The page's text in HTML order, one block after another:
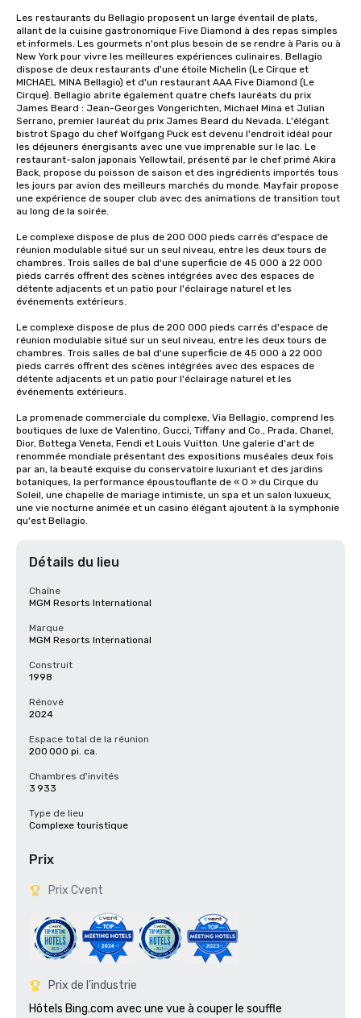
Les restaurants du Bellagio proposent un large éventail de plats,
allant de la cuisine gastronomique Five Diamond à des repas simples
et informels. Les gourmets n'ont plus besoin de se rendre à Paris ou à
New York pour vivre les meilleures expériences culinaires. Bellagio
dispose de deux restaurants d'une étoile Michelin (Le Cirque et
MICHAEL MINA Bellagio) et d'un restaurant AAA Five Diamond (Le
Cirque). Bellagio abrite également quatre chefs lauréats du prix
James Beard : Jean-Georges Vongerichten, Michael Mina et Julian
Serrano, premier lauréat du prix James Beard du Nevada. L'élégant
bistrot Spago du chef Wolfgang Puck est devenu l'endroit idéal pour
les déjeuners énergisants avec une vue imprenable sur le lac. Le
restaurant-salon japonais Yellowtail, présenté par le chef primé Akira
Back, propose du poisson de saison et des ingrédients importés tous
les jours par avion des meilleurs marchés du monde. Mayfair propose
une expérience de souper club avec des animations de transition tout
au long de la soirée.
Le complexe dispose de plus de 200 000 pieds carrés d'espace de
réunion modulable situé sur un seul niveau, entre les deux tours de
chambres. Trois salles de bal d'une superficie de 45 000 à 22 000
pieds carrés offrent des scènes intégrées avec des espaces de
détente adjacents et un patio pour l'éclairage naturel et les
événements extérieurs.
Le complexe dispose de plus de 200 000 pieds carrés d'espace de
réunion modulable situé sur un seul niveau, entre les deux tours de
chambres. Trois salles de bal d'une superficie de 45 000 à 22 000
pieds carrés offrent des scènes intégrées avec des espaces de
détente adjacents et un patio pour l'éclairage naturel et les
événements extérieurs.
La promenade commerciale du complexe, Via Bellagio, comprend les
boutiques de luxe de Valentino, Gucci, Tiffany and Co., Prada, Chanel,
Dior, Bottega Veneta, Fendi et Louis Vuitton. Une galerie d'art de
renommée mondiale présentant des expositions muséales deux fois
par an, la beauté exquise du conservatoire luxuriant et des jardins
botaniques, la performance époustouflante de « O » du Cirque du
Soleil, une chapelle de mariage intimiste, un spa et un salon luxueux,
une vie nocturne animée et un casino élégant ajoutent à la symphonie
qu'est Bellagio.
Détails du lieu
Chaîne
MGM Resorts International
Marque
MGM Resorts International
Construit
1998
Rénové
2024
Espace total de la réunion
200 000 pi. ca.
Chambres d'invités
3 933
Type de lieu
Complexe touristique
Prix
Prix Cvent
Prix de l'industrie
Hôtels Bing.com avec une vue à couper le souffle